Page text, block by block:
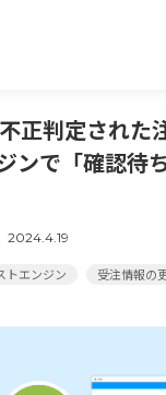
正判定された
ンで「確認待
2024.4.19
トエンジン 受注情報の